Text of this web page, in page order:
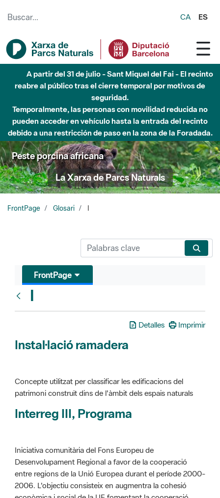
CA ES
A partir del 31 de julio - Sant Miquel del Fai - El recinto
reabre al público tras el cierre temporal por motivos de
seguridad.
Temporalmente, las personas con movilidad reducida no
pueden acceder en vehículo hasta la entrada del recinto
debido a una restricción de paso en la zona de la Foradada.
Peste porcina africana
La Xarxa de Parcs Naturals
FrontPage Glosari
FrontPage
I
Detalles Imprimir
Instal·lació ramadera
Concepte utilitzat per classificar les edificacions del
patrimoni construït dins de l'àmbit dels espais naturals
Interreg III, Programa
Iniciativa comunitària del Fons Europeu de
Desenvolupament Regional a favor de la cooperació
entre regions de la Unió Europea durant el període 2000-
2006. L'objectiu consisteix en augmentra la cohesió